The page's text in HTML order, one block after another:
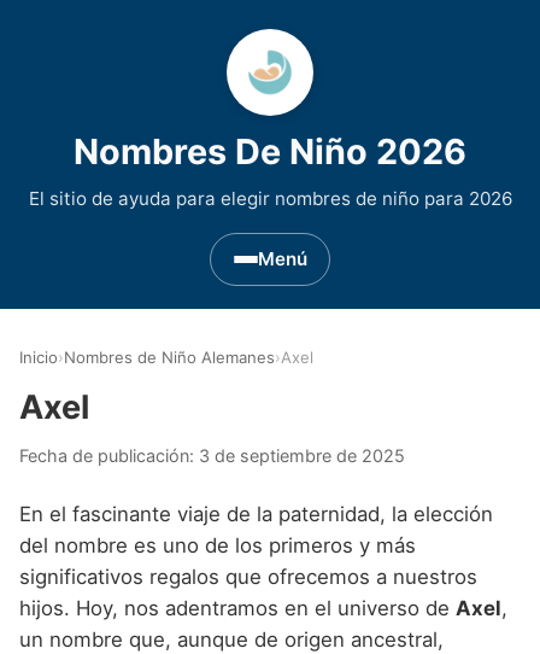
Nombres De Niño 2026
El sitio de ayuda para elegir nombres de niño para 2026
Menú
Nombres de niño que empiezan por D
Nombres de niño que empiezan por E
Nombres de niño que empiezan por F
Nombres de Niño Asturianos
Nombres de Niño Baleares
Nombres de Niño Celtas
Nombres de Niño Egipcios
Nombres de Niño Griegos
Nombres de Niño Alemanes
Nombres de Niño Americanos
Nombres de Niño Arabes
Buscar
Inicio›Nombres de Niño Alemanes›Axel
Axel
Fecha de publicación: 3 de septiembre de 2025
En el fascinante viaje de la paternidad, la elección
del nombre es uno de los primeros y más
significativos regalos que ofrecemos a nuestros
hijos. Hoy, nos adentramos en el universo de Axel,
un nombre que, aunque de origen ancestral,